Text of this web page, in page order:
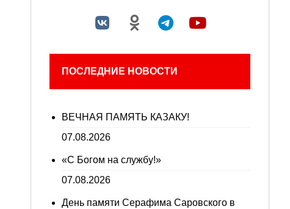
ПОСЛЕДНИЕ НОВОСТИ
ВЕЧНАЯ ПАМЯТЬ КАЗАКУ!
07.08.2026
«С Богом на службу!»
07.08.2026
День памяти Серафима Саровского в